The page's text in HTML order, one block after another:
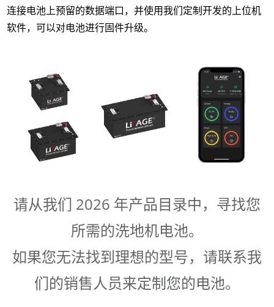
连接电池上预留的数据端口，并使用我们定制开发的上位机
软件，可以对电池进行固件升级。
请从我们 2026 年产品目录中，寻找您
所需的洗地机电池。
如果您无法找到理想的型号，请联系我
们的销售人员来定制您的电池。